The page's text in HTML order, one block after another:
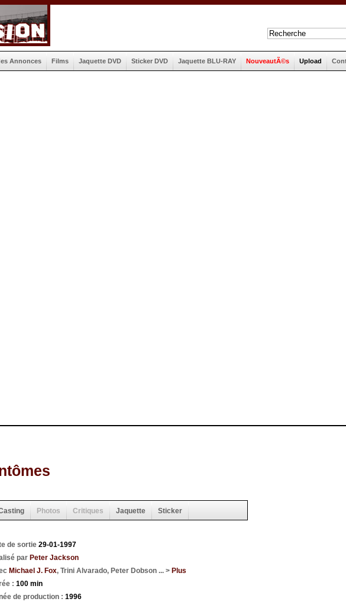
Annonces Films Jaquette DVD Sticker DVD Jaquette BLU-RAY NouveautÃ©s Upload
Photos Critiques Jaquette Sticker
de sortie 29-01-1997
par Peter Jackson
Michael J. Fox, Trini Alvarado, Peter Dobson ... > Plus
: 100 min
de production : 1996